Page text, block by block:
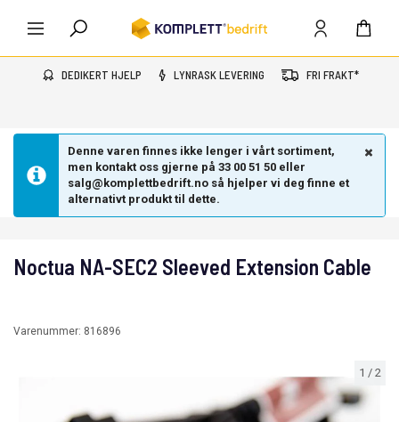
DEDIKERT HJELP LYNRASK LEVERING FRI FRAKT*
Denne varen finnes ikke lenger i vårt sortiment,
men kontakt oss gjerne på 33 00 51 50 eller
salg@komplettbedrift.no så hjelper vi deg finne et
alternativt produkt til dette.
1 / 2
Noctua NA-SEC2 Sleeved Extension Cable
Varenummer: 816896